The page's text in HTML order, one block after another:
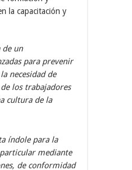
la capacitación y
de un
para prevenir
necesidad de
los trabajadores
cultura de la
índole para la
mediante
de conformidad